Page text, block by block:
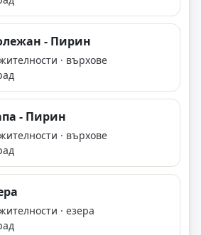
- Пирин
· върхове
- Пирин
· върхове
· езера